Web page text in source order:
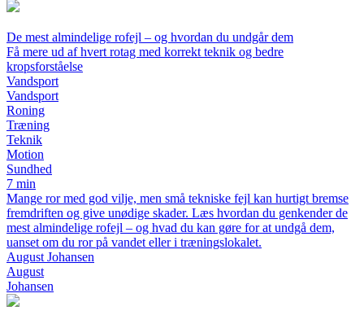
De mest almindelige rofejl – og hvordan du undgår dem
Få mere ud af hvert rotag med korrekt teknik og bedre
kropsforståelse
Vandsport
Vandsport
Roning
Træning
Teknik
Motion
Sundhed
7 min
Mange ror med god vilje, men små tekniske fejl kan hurtigt bremse
fremdriften og give unødige skader. Læs hvordan du genkender de
mest almindelige rofejl – og hvad du kan gøre for at undgå dem,
uanset om du ror på vandet eller i træningslokalet.
August Johansen
August
Johansen